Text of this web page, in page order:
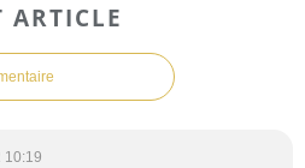
ARTICLE
10:19